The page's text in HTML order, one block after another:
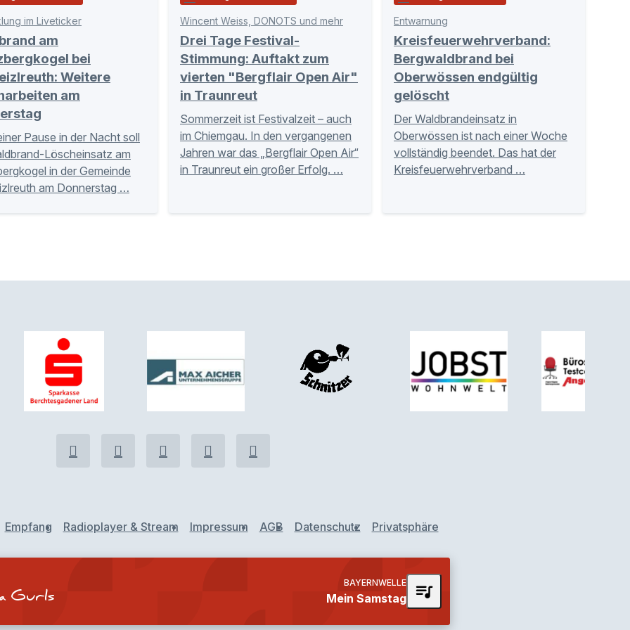
im Liveticker
am
bei
Weitere
am
Pause in der Nacht soll
Löscheinsatz am
in der Gemeinde
am Donnerstag …
Wincent Weiss, DONOTS und mehr
Drei Tage Festival-
Stimmung: Auftakt zum
vierten "Bergflair Open Air"
in Traunreut
Sommerzeit ist Festivalzeit – auch
im Chiemgau. In den vergangenen
Jahren war das „Bergflair Open Air“
in Traunreut ein großer Erfolg. …
Entwarnung
Kreisfeuerwehrverband:
Bergwaldbrand bei
Oberwössen endgültig
gelöscht
Der Waldbrandeinsatz in
Oberwössen ist nach einer Woche
vollständig beendet. Das hat der
Kreisfeuerwehrverband …
Empfang Radioplayer & Stream Impressum AGB Datenschutz Privatsphäre
Gurls Mein Samstag
BAYERNWELLE queue_music